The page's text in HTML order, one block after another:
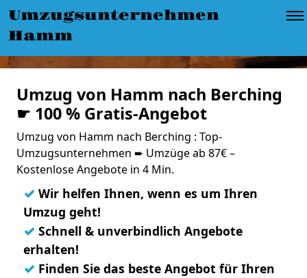
Umzugsunternehmen
Hamm
Umzug von Hamm nach Berching
☛ 100 % Gratis-Angebot
Umzug von Hamm nach Berching : Top-
Umzugsunternehmen ➨ Umzüge ab 87€ –
Kostenlose Angebote in 4 Min.
✓ Wir helfen Ihnen, wenn es um Ihren
Umzug geht!
✓ Schnell & unverbindlich Angebote
erhalten!
✓ Finden Sie das beste Angebot für Ihren